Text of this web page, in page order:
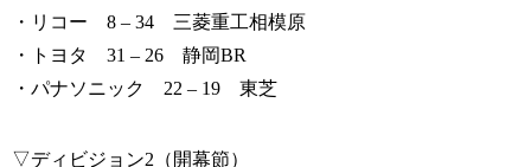
・リコー 8 – 34 三菱重工相模原
・トヨタ 31 – 26 静岡BR
・パナソニック 22 – 19 東芝
▽ディビジョン2（開幕節）